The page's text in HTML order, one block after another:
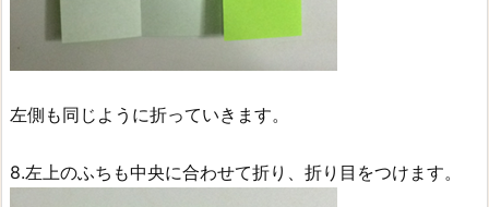
左側も同じように折っていきます。
8.左上のふちも中央に合わせて折り、折り目をつけます。